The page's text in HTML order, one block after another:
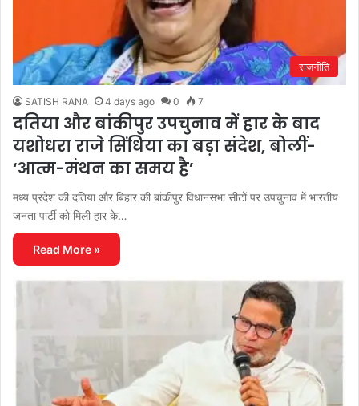
राजनीति
SATISH RANA 4 days ago 0 7
दतिया और बांकीपुर उपचुनाव में हार के बाद
यशोधरा राजे सिंधिया का बड़ा संदेश, बोलीं-
‘आत्म-मंथन का समय है’
मध्य प्रदेश की दतिया और बिहार की बांकीपुर विधानसभा सीटों पर उपचुनाव में भारतीय
जनता पार्टी को मिली हार के…
Read More »